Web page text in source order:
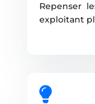
Repenser
exploitant
